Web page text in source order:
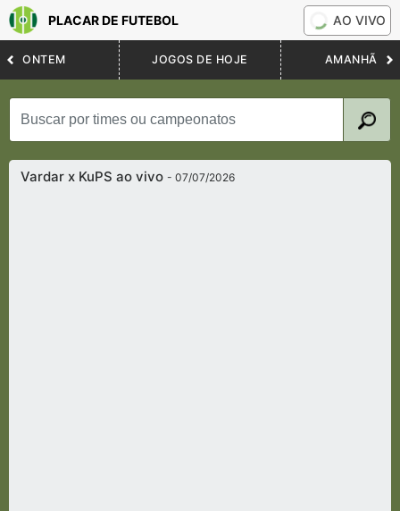
PLACAR DE FUTEBOL AO VIVO
ONTEM JOGOS DE HOJE AMANHÃ
Vardar x KuPS ao vivo- 07/07/2026